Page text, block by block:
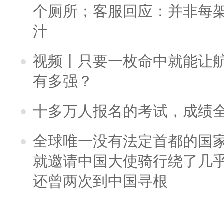
个厕所；客服回应：并非每
汁
视频丨只要一枚命中就能让
有多强？
十多万人报名的考试，成绩
全球唯一没有法定首都的国
就邀请中国大使骑行绕了几
还曾两次到中国寻根